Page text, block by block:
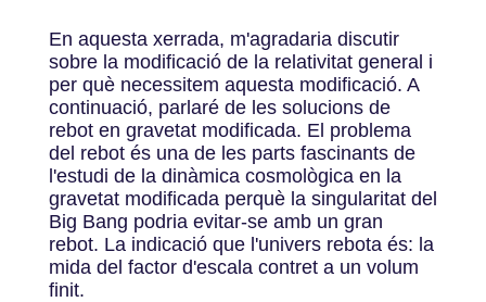
En aquesta xerrada, m'agradaria discutir
sobre la modificació de la relativitat general i
per què necessitem aquesta modificació. A
continuació, parlaré de les solucions de
rebot en gravetat modificada. El problema
del rebot és una de les parts fascinants de
l'estudi de la dinàmica cosmològica en la
gravetat modificada perquè la singularitat del
Big Bang podria evitar-se amb un gran
rebot. La indicació que l'univers rebota és: la
mida del factor d'escala contret a un volum
finit.